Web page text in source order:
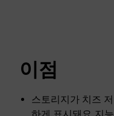
이점
스토리지가 치즈